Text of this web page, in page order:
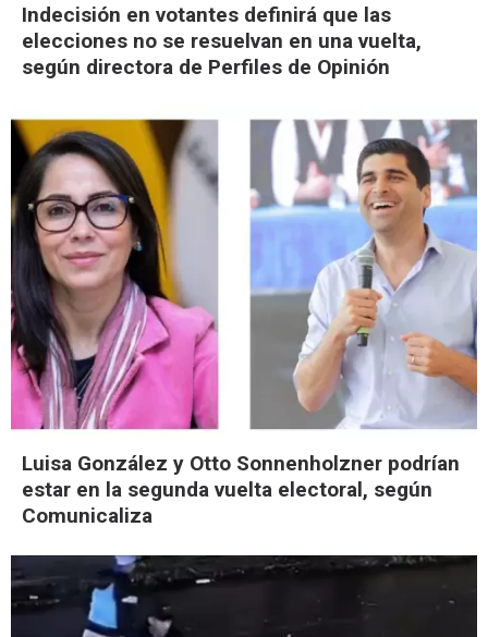
Indecisión en votantes definirá que las
elecciones no se resuelvan en una vuelta,
según directora de Perfiles de Opinión
Luisa González y Otto Sonnenholzner podrían
estar en la segunda vuelta electoral, según
Comunicaliza